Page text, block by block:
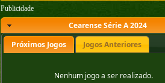
Publicidade
Cearense Série A 2024
Próximos Jogos
Jogos Anteriores
Nenhum jogo a ser realizado.